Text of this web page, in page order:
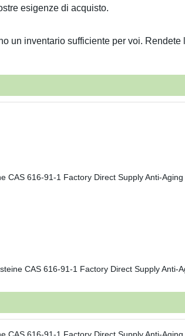
esigenze di acquisto.
un inventario sufficiente per voi. Rendete